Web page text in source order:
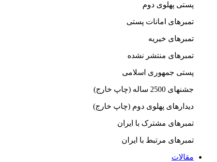
پستی پهلوی دوم
تمبرهای امانات پستی
تمبرهای خیریه
تمبرهای منتشر نشده
پستی جمهوری اسلامی
جشنهای 2500 ساله (چاپ خارج)
دیدارهای پهلوی دوم (چاپ خارج)
تمبرهای مشترک با ایران
تمبرهای مرتبط با ایران
مقالات